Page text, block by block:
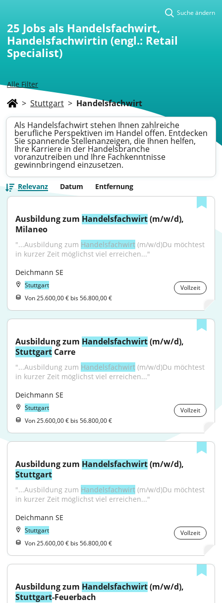
Alle Filter
Suche ändern
25 Jobs als Handelsfachwirt,
Handelsfachwirtin (engl.: Retail
Specialist)
> Stuttgart > Handelsfachwirt
Als Handelsfachwirt stehen Ihnen zahlreiche
berufliche Perspektiven im Handel offen. Entdecken
Sie spannende Stellenanzeigen, die Ihnen helfen,
Ihre Karriere in der Handelsbranche
voranzutreiben und Ihre Fachkenntnisse
gewinnbringend einzusetzen.
Relevanz Datum Entfernung
Ausbildung zum Handelsfachwirt (m/w/d),
Milaneo
"...Ausbildung zum Handelsfachwirt (m/w/d)Du möchtest
in kurzer Zeit möglichst viel erreichen..."
Deichmann SE
Stuttgart
Vollzeit
Von 25.600,00 € bis 56.800,00 €
Ausbildung zum Handelsfachwirt
Stuttgart Carre
"...Ausbildung zum Handelsfachwirt (m/w/d)Du möchtest
in kurzer Zeit möglichst viel erreichen..."
Deichmann SE
Stuttgart
Vollzeit
Von 25.600,00 € bis 56.800,00 €
Ausbildung zum Handelsfachwirt
Stuttgart
"...Ausbildung zum Handelsfachwirt (m/w/d)Du möchtest
in kurzer Zeit möglichst viel erreichen..."
Deichmann SE
Stuttgart
Vollzeit
Von 25.600,00 € bis 56.800,00 €
Ausbildung zum Handelsfachwirt
Stuttgart-Feuerbach